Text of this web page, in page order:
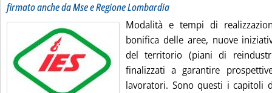
firmato anche da Mse e Regione Lombardia
Modalità e tempi di
bonifica delle aree, nuove
del territorio (piani di
finalizzati a garantire
lavoratori. Sono questi i capitoli